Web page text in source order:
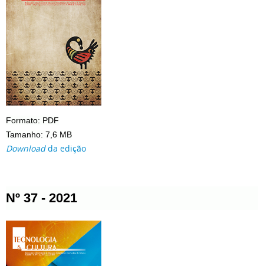
Formato: PDF
Tamanho: 7,6 MB
Downloadda edição
Nº 37 - 2021